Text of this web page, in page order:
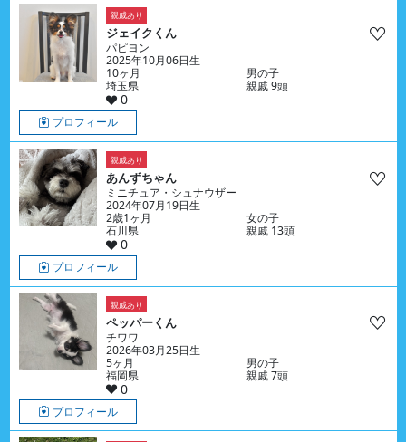
親戚あり
ジェイクくん
パピヨン
2025年10月06日生
10ヶ月
男の子
埼玉県
親戚 9頭
0
プロフィール
親戚あり
あんずちゃん
ミニチュア・シュナウザー
2024年07月19日生
2歳1ヶ月
女の子
石川県
親戚 13頭
0
プロフィール
親戚あり
ペッパーくん
チワワ
2026年03月25日生
5ヶ月
男の子
福岡県
親戚 7頭
0
プロフィール